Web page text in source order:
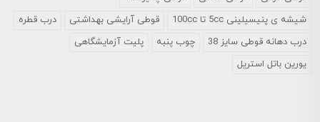
شیشه ی پنیسیلینی 5cc تا 100cc
قوطی آرایشی بهداشتی
درب قطره
درب دهانه قوطی سایز 38
چوب پنبه
پلیت آزمایشگاهی
یورین باتل استریل